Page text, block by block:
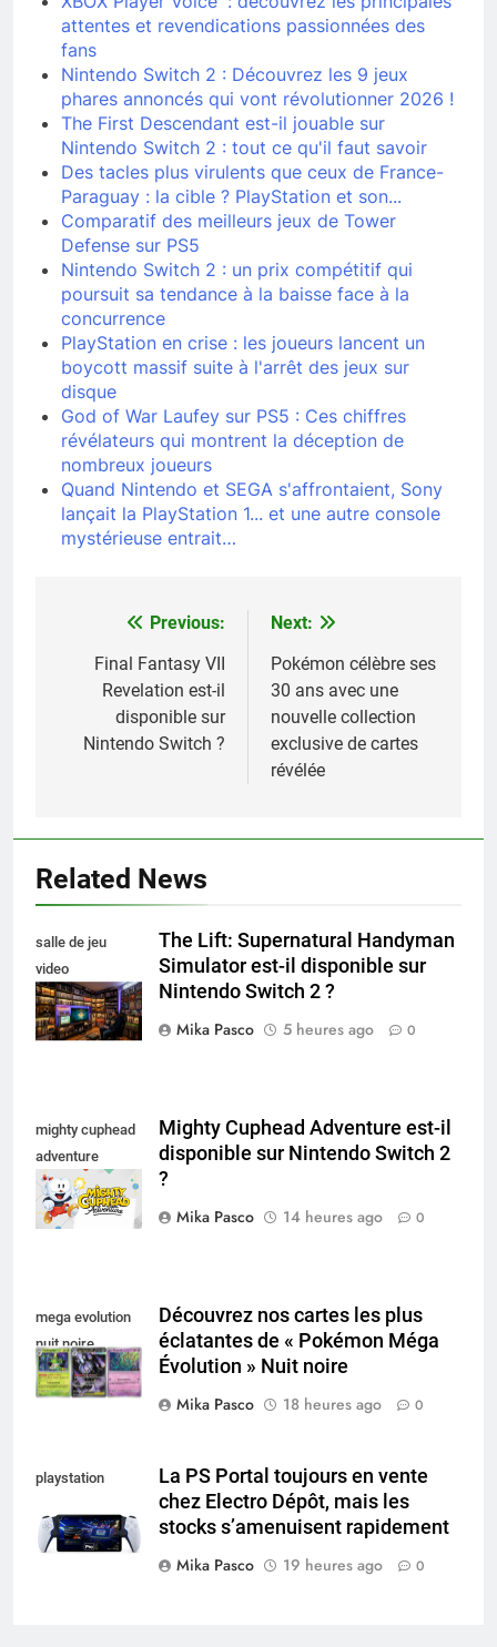
attentes et revendications passionnées des
fans
Nintendo Switch 2 : Découvrez les 9 jeux
phares annoncés qui vont révolutionner 2026 !
The First Descendant est-il jouable sur
Nintendo Switch 2 : tout ce qu'il faut savoir
Des tacles plus virulents que ceux de France-
Paraguay : la cible ? PlayStation et son...
Comparatif des meilleurs jeux de Tower
Defense sur PS5
Nintendo Switch 2 : un prix compétitif qui
poursuit sa tendance à la baisse face à la
concurrence
PlayStation en crise : les joueurs lancent un
boycott massif suite à l'arrêt des jeux sur
disque
God of War Laufey sur PS5 : Ces chiffres
révélateurs qui montrent la déception de
nombreux joueurs
Quand Nintendo et SEGA s'affrontaient, Sony
lançait la PlayStation 1... et une autre console
mystérieuse entrait…
Navigation
l’article
Previous:
Final Fantasy VII
Revelation est-il
disponible sur
Nintendo Switch ?
Next:
Pokémon célèbre ses
30 ans avec une
nouvelle collection
exclusive de cartes
révélée
Related News
salle de jeu
video
collectionneur
The Lift: Supernatural Handyman
Simulator est-il disponible sur
Nintendo Switch 2 ?
Mika Pasco
5 heures ago 0
mighty cuphead
adventure
nintendo switch
Mighty Cuphead Adventure est-il
disponible sur Nintendo Switch 2
?
Mika Pasco
14 heures ago 0
mega evolution
nuit noire
Découvrez nos cartes les plus
éclatantes de « Pokémon Méga
Évolution » Nuit noire
Mika Pasco
18 heures ago 0
playstation
La PS Portal toujours en vente
chez Electro Dépôt, mais les
stocks s’amenuisent rapidement
Mika Pasco
19 heures ago 0